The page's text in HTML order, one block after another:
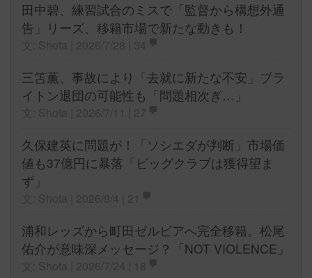
田中碧、練習試合のミスで「監督から構想外通
告」リーズ、移籍市場で新たな動きも！
三笘薫、事故により「去就に新たな不安」ブラ
イトン退団の可能性も「問題相次ぎ…」
久保建英に問題が！「ソシエダが判断」市場価
値も37億円に暴落「ビッグクラブは獲得望ま
ず」
浦和レッズから町田ゼルビアへ完全移籍。松尾
佑介が意味深メッセージ？「NOT VIOLENCE」